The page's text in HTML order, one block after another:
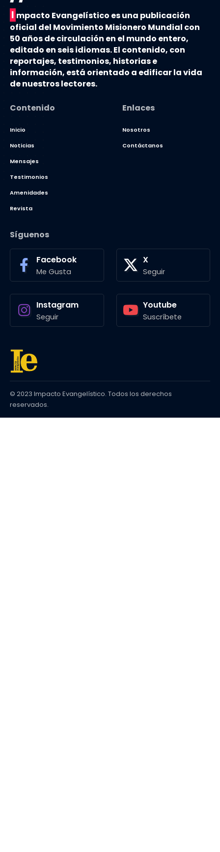
I mpacto Evangelístico es una publicación
oficial del Movimiento Misionero Mundial con
50 años de circulación en el mundo entero,
editado en seis idiomas. El contenido, con
reportajes, testimonios, historias e
información, está orientado a edificar la vida
de nuestros lectores.
Contenido
Inicio
Noticias
Mensajes
Testimonios
Amenidades
Revista
Enlaces
Nosotros
Contáctanos
Síguenos
Facebook
Me Gusta
X
Seguir
Instagram
Seguir
Youtube
Suscríbete
© 2023 Impacto Evangelístico. Todos los derechos
reservados.